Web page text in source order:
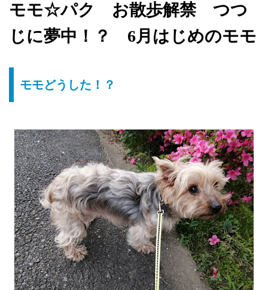
モモ☆パク お散歩解禁 つつ
じに夢中！？ 6月はじめのモモ
モモどうした！？